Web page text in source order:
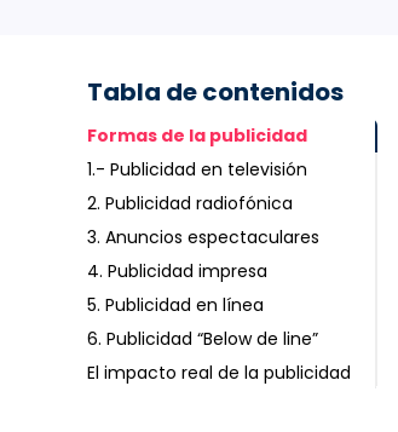
Tabla de contenidos
Formas de la publicidad
1.- Publicidad en televisión
2. Publicidad radiofónica
3. Anuncios espectaculares
4. Publicidad impresa
5. Publicidad en línea
6. Publicidad “Below de line”
El impacto real de la publicidad